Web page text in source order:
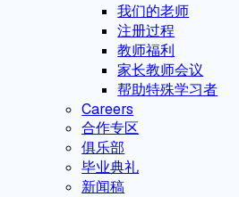
我们的老师
注册过程
教师福利
家长教师会议
帮助特殊学习者
Careers
合作专区
俱乐部
毕业典礼
新闻稿